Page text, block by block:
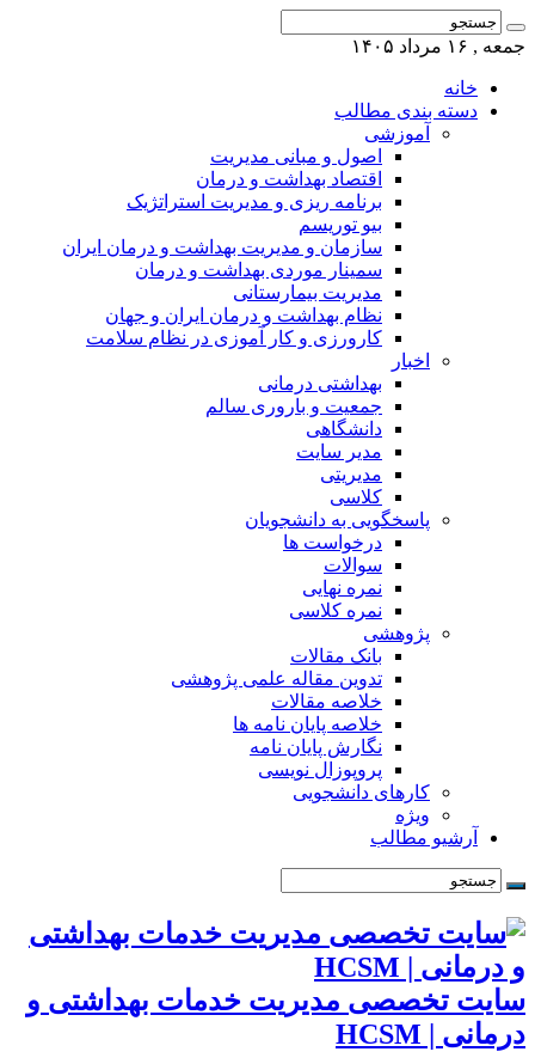
جمعه , ۱۶ مرداد ۱۴۰۵
خانه
دسته بندی مطالب
آموزشی
اصول و مبانی مدیریت
اقتصاد بهداشت و درمان
برنامه ریزی و مدیریت استراتژیک
بیو توریسم
سازمان و مدیریت بهداشت و درمان ایران
سمینار موردی بهداشت و درمان
مدیریت بیمارستانی
نظام بهداشت و درمان ایران و جهان
کارورزی و کار آموزی در نظام سلامت
اخبار
بهداشتی درمانی
جمعیت و باروری سالم
دانشگاهی
مدیر سایت
مدیریتی
کلاسی
پاسخگویی به دانشجویان
درخواست ها
سوالات
نمره نهایی
نمره کلاسی
پژوهشی
بانک مقالات
تدوین مقاله علمی پژوهشی
خلاصه مقالات
خلاصه پایان نامه ها
نگارش پایان نامه
پروپوزال نویسی
کارهای دانشجویی
ویژه
آرشیو مطالب
سایت تخصصی مدیریت خدمات بهداشتی و
درمانی | HCSM